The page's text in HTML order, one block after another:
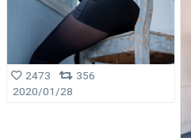
2473
356
2020/01/28